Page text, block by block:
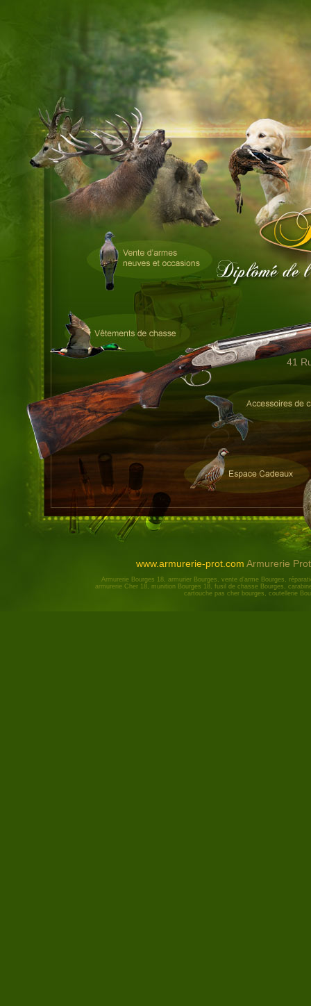
41
www.armurerie-prot.com Armurerie
Armurerie Bourges 18, armurier Bourges, vente d’arme Bourges,
armurerie Cher 18, munition Bourges 18, fusil de chasse Bourges,
cartouche pas cher bourges, coutellerie